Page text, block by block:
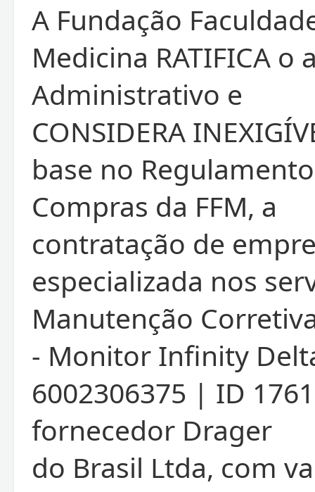
A Fundação
Medicina RATIFICA o
Administrativo e
CONSIDERA
base no
Compras da FFM, a
contratação de
especializada nos
Manutenção
- Monitor Infinity
6002306375 | ID
fornecedor Drager
do Brasil Ltda, com